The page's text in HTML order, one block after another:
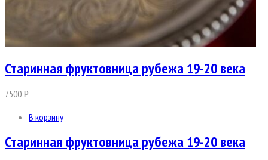
Старинная фруктовница рубежа 19-20 века
7500Р
В корзину
Старинная фруктовница рубежа 19-20 века